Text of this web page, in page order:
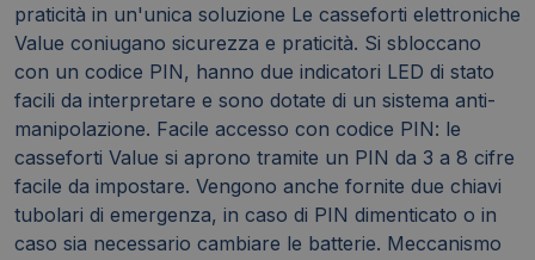
praticità in un'unica soluzione Le casseforti elettroniche
Value coniugano sicurezza e praticità. Si sbloccano
con un codice PIN, hanno due indicatori LED di stato
facili da interpretare e sono dotate di un sistema anti-
manipolazione. Facile accesso con codice PIN: le
casseforti Value si aprono tramite un PIN da 3 a 8 cifre
facile da impostare. Vengono anche fornite due chiavi
tubolari di emergenza, in caso di PIN dimenticato o in
caso sia necessario cambiare le batterie. Meccanismo